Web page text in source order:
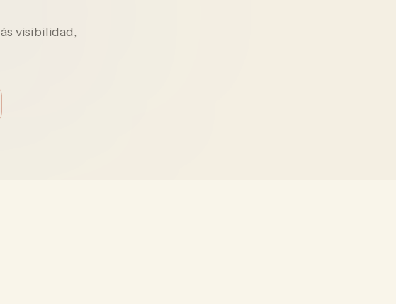
visibilidad,